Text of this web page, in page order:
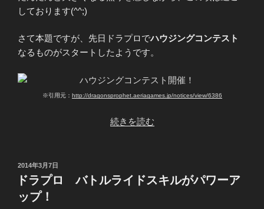
しております(^^;)
さて本題ですが、先日ドラプロでハウジングコンテスト
なるものがスタートしたようです。
※引用元： http://dragonsprophet.aeriagames.jp/notices/view/6386
“[ド
ハ
続きを読む
投
稿
日:
2014年3月7日
ドラプロ バトルライドスキルがパワーア
ップ！